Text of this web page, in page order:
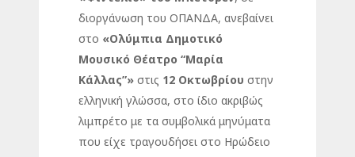
διοργάνωση του ΟΠΑΝΔΑ, ανεβαίνει
στο «Ολύμπια Δημοτικό
Μουσικό Θέατρο “Μαρία
Κάλλας”» στις 12 Οκτωβρίου στην
ελληνική γλώσσα, στο ίδιο ακριβώς
λιμπρέτο με τα συμβολικά μηνύματα
που είχε τραγουδήσει στο Ηρώδειο